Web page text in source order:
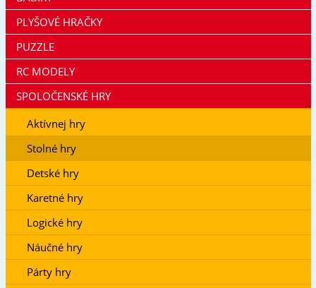
PLYŠOVÉ HRAČKY
PUZZLE
RC MODELY
SPOLOČENSKÉ HRY
Aktívnej hry
Stolné hry
Detské hry
Karetné hry
Logické hry
Náučné hry
Párty hry